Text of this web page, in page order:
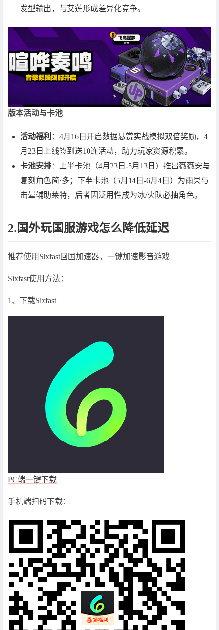
发型输出，与艾莲形成差异化竞争。
版本活动与卡池
活动福利 ：4月16日开启数据悬赏实战模拟双倍奖励，4
月23日上线签到送10连活动，助力玩家资源积累。
卡池安排：上半卡池（4月23日-5月13日）推出薇薇安与
复刻角色简·多；下半卡池（5月14日-6月4日）为雨果与
击晕辅助莱特，后者因泛用性成为冰/火队必抽角色。
2.国外玩国服游戏怎么降低延迟
推荐使用Sixfast回国加速器，一键加速影音游戏
Sixfast使用方法：
1、下载Sixfast
PC端一键下载
手机端扫码下载：